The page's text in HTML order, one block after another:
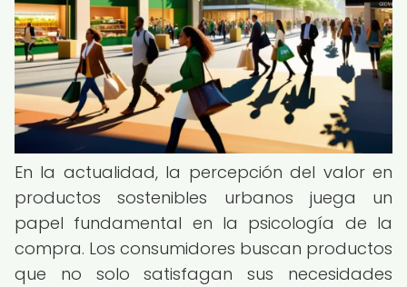
En la actualidad, la percepción del valor en
productos sostenibles urbanos juega un
papel fundamental en la psicología de la
compra. Los consumidores buscan productos
que no solo satisfagan sus necesidades